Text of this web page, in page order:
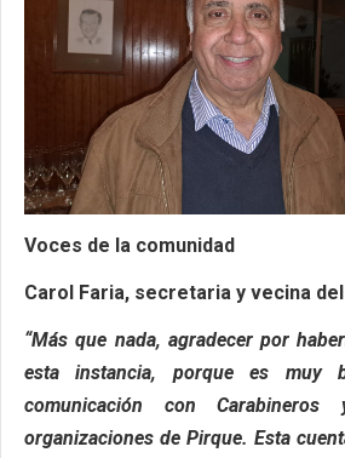
Voces de la comunidad
Carol Faria, secretaria y vecina
“Más que nada, agradecer por
esta instancia, porque es muy
comunicación con
organizaciones de Pirque. Esta